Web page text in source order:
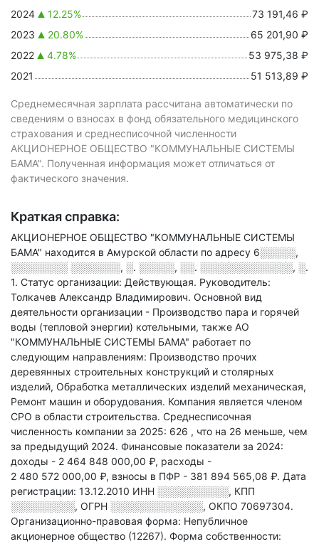
2024
12.25%
73 191,46 ₽
2023
20.80%
65 201,90 ₽
2022
4.78%
53 975,38 ₽
2021
51 513,89 ₽
Среднемесячная зарплата рассчитана автоматически по
сведениям о взносах в фонд обязательного медицинского
страхования и среднесписочной численности
АКЦИОНЕРНОЕ ОБЩЕСТВО "КОММУНАЛЬНЫЕ СИСТЕМЫ
БАМА". Полученная информация может отличаться от
фактического значения.
Краткая справка:
АКЦИОНЕРНОЕ ОБЩЕСТВО "КОММУНАЛЬНЫЕ СИСТЕМЫ
БАМА" находится в Амурской области по адресу 6░░░░░,
░░░░░░░░ ░░░░░░░, ░. ░░░░░, ░░. ░░░░░░░░░░░░░, ░.
1. Статус организации: Действующая. Руководитель:
Толкачев Александр Владимирович. Основной вид
деятельности организации - Производство пара и горячей
воды (тепловой энергии) котельными, также АО
"КОММУНАЛЬНЫЕ СИСТЕМЫ БАМА" работает по
следующим направлениям: Производство прочих
деревянных строительных конструкций и столярных
изделий, Обработка металлических изделий механическая,
Ремонт машин и оборудования. Компания является членом
СРО в области строительства. Среднесписочная
численность компании за 2025: 626 , что на 26 меньше, чем
за предыдущий 2024. Финансовые показатели за 2024:
доходы - 2 464 848 000,00 ₽, расходы -
2 480 572 000,00 ₽, взносы в ПФР - 381 894 565,08 ₽. Дата
регистрации: 13.12.2010 ИНН ░░░░░░░░░░, КПП
░░░░░░░░░, ОГРН ░░░░░░░░░░░░░, ОКПО 70697304.
Организационно-правовая форма: Непубличное
акционерное общество (12267). Форма собственности: